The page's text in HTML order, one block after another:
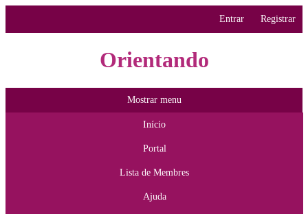
Entrar Registrar
Orientando
Mostrar menu
Início
Portal
Lista de Membres
Ajuda